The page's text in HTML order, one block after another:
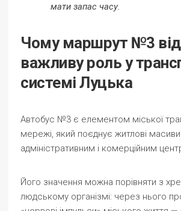
мати запас часу.
Чому маршрут №3
важливу роль у
системі Луцька
Автобус №3 є елементом міської
мережі, який поєднує житлові
адміністративним і комерційним
Його значення можна порівняти з
людському організмі: через нього